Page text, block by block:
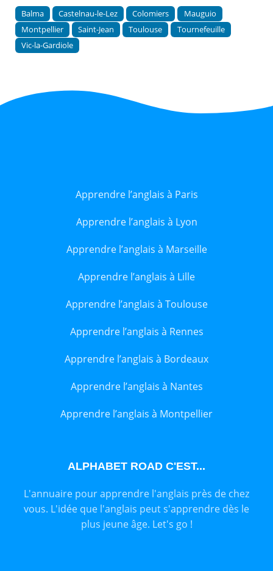
Balma Castelnau-le-Lez Colomiers
Mauguio
Montpellier
Saint-Jean Toulouse
Tournefeuille
Vic-la-Gardiole
Apprendre l’anglais à Paris
Apprendre l’anglais à Lyon
Apprendre l’anglais à Marseille
Apprendre l’anglais à Lille
Apprendre l’anglais à Toulouse
Apprendre l’anglais à Rennes
Apprendre l’anglais à Bordeaux
Apprendre l’anglais à Nantes
Apprendre l’anglais à Montpellier
ALPHABET ROAD C'EST...
L'annuaire pour apprendre l'anglais près de chez
vous. L'idée que l'anglais peut s'apprendre dès le
plus jeune âge. Let's go !